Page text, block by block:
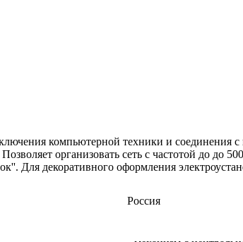
компьютерной техники и соединения
организовать сеть с частотой до до
Для декоративного оформления
Россия